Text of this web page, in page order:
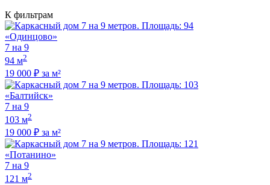
К фильтрам
«Одинцово»
7 на 9
94 м2
19 000 ₽ за м²
«Балтийск»
7 на 9
103 м2
19 000 ₽ за м²
«Потанино»
7 на 9
121 м2